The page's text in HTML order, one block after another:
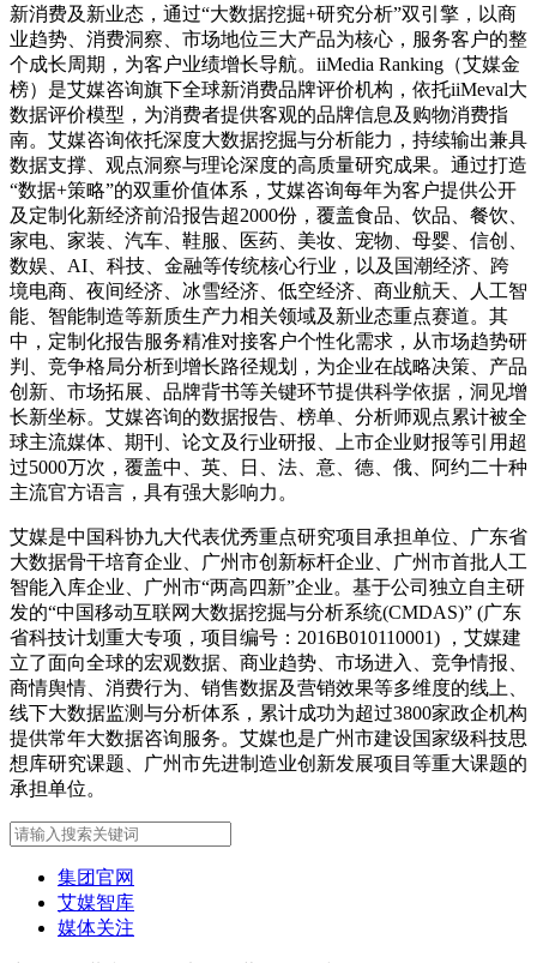
新消费及新业态，通过“大数据挖掘+研究分析”双引擎，以商
业趋势、消费洞察、市场地位三大产品为核心，服务客户的整
个成长周期，为客户业绩增长导航。iiMedia Ranking（艾媒金
榜）是艾媒咨询旗下全球新消费品牌评价机构，依托iiMeval大
数据评价模型，为消费者提供客观的品牌信息及购物消费指
南。艾媒咨询依托深度大数据挖掘与分析能力，持续输出兼具
数据支撑、观点洞察与理论深度的高质量研究成果。通过打造
“数据+策略”的双重价值体系，艾媒咨询每年为客户提供公开
及定制化新经济前沿报告超2000份，覆盖食品、饮品、餐饮、
家电、家装、汽车、鞋服、医药、美妆、宠物、母婴、信创、
数娱、AI、科技、金融等传统核心行业，以及国潮经济、跨
境电商、夜间经济、冰雪经济、低空经济、商业航天、人工智
能、智能制造等新质生产力相关领域及新业态重点赛道。其
中，定制化报告服务精准对接客户个性化需求，从市场趋势研
判、竞争格局分析到增长路径规划，为企业在战略决策、产品
创新、市场拓展、品牌背书等关键环节提供科学依据，洞见增
长新坐标。艾媒咨询的数据报告、榜单、分析师观点累计被全
球主流媒体、期刊、论文及行业研报、上市企业财报等引用超
过5000万次，覆盖中、英、日、法、意、德、俄、阿约二十种
主流官方语言，具有强大影响力。
艾媒是中国科协九大代表优秀重点研究项目承担单位、广东省
大数据骨干培育企业、广州市创新标杆企业、广州市首批人工
智能入库企业、广州市“两高四新”企业。基于公司独立自主研
发的“中国移动互联网大数据挖掘与分析系统(CMDAS)” (广东
省科技计划重大专项，项目编号：2016B010110001) ，艾媒建
立了面向全球的宏观数据、商业趋势、市场进入、竞争情报、
商情舆情、消费行为、销售数据及营销效果等多维度的线上、
线下大数据监测与分析体系，累计成功为超过3800家政企机构
提供常年大数据咨询服务。艾媒也是广州市建设国家级科技思
想库研究课题、广州市先进制造业创新发展项目等重大课题的
承担单位。
集团官网
艾媒智库
媒体关注